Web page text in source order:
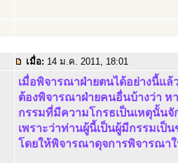
เมื่อ: 14 ม.ค. 2011, 18:01
เมื่อพิจารณาฝ่ายตนได้อย่างนี้แล้
ต้องพิจารณาฝ่ายคนอื่นบ้างว่า ห
กรรมที่มีความโกรธเป็นเหตุนั้นจั
เพราะว่าท่านผู้นี้เป็นผู้มีกรรมเป็
โดยให้พิจารณาดุจการพิจารณา